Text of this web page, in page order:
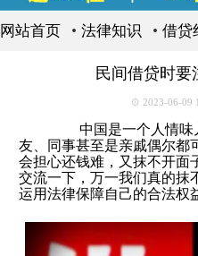
网站首页 法律知识 借贷
民间借贷时要
2023-06-09
中国是一个人情味
友、同事甚至是亲戚偶尔都
会担心还钱难，又抹不开面
交流一下，万一我们真的抹
运用法律保障自己的合法权